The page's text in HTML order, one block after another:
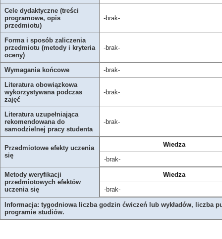
Cele dydaktyczne (treści
programowe, opis
przedmiotu)
-brak-
Forma i sposób zaliczenia
przedmiotu (metody i kryteria
oceny)
-brak-
Wymagania końcowe
-brak-
Literatura obowiązkowa
wykorzystywana podczas
zajęć
-brak-
Literatura uzupełniająca
rekomendowana do
samodzielnej pracy studenta
-brak-
Przedmiotowe efekty uczenia
się
Wiedza
-brak-
Metody weryfikacji
przedmiotowych efektów
uczenia się
Wiedza
-brak-
Informacja: tygodniowa liczba godzin ćwiczeń lub wykładów, liczba
programie studiów.